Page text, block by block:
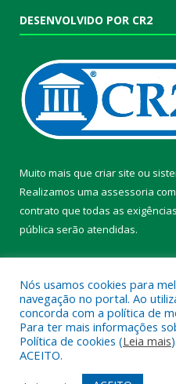
DESENVOLVIDO POR CR2
Muito mais que criar site ou
Realizamos uma assessoria
contrato que todas as
pública serão atendidas.
Todos os direitos reservados
Nós usamos cookies para
navegação no portal. Ao
concorda com a política de
Para ter mais informações
Política de cookies (Leia mais
ACEITO.